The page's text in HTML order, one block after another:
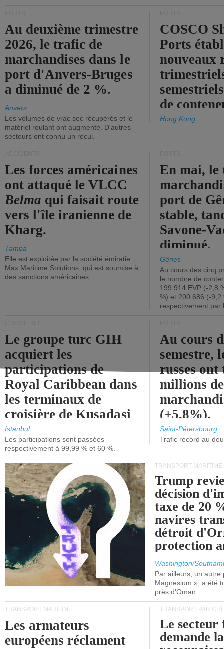
Au deuxième trimestre
2026, le trafic de
marchandises dans le
port d'Anvers-Bruges
a diminué de 2 %.
Anvers
Les volumes de vrac sec récupérés et le
matériel roulant ont augmenté. D'autres
secteurs ont connu un recul.
COSCO
Ports
nouveaux
de
Hong Kong
Les forces américaines
ont attaqué le VLCC
Belma qui faisait route
vers l'île iranienne de
Kharg.
Tampa
Elle est exploitée par la société émiratie
Max Maritime Solutions, qui est soumise à
des sanctions américaines.
En mai, le
port de
stable,
Savone-
diminué.
Gênes
Au cours des cinq
le nombre de
199 914 EVP (-2,8
%) et 200 686 (-9,2
respectivement par
Le groupe turc GIH
acquiert les
participations de
Royal Caribbean dans
les terminaux de
croisière de Kusadasi
et de Lisbonne.
Istanbul
Les participations sont passées
respectivement à 99,99 % et 60 %.
Au cours
semestre,
russes
millions
(+5,8%).
Saint-Pétersbourg
Trafic record au
TRANSPORT MARITIME
Trump
décision
taxe de 20
navires
détroit
protection
Washington/
Par ailleurs, un autre
Magnesium », a été
près d'Oman.
TRANSPORT MARITIME
Les armateurs
européens réclament
TRANSPORT PAR
Le
demande la